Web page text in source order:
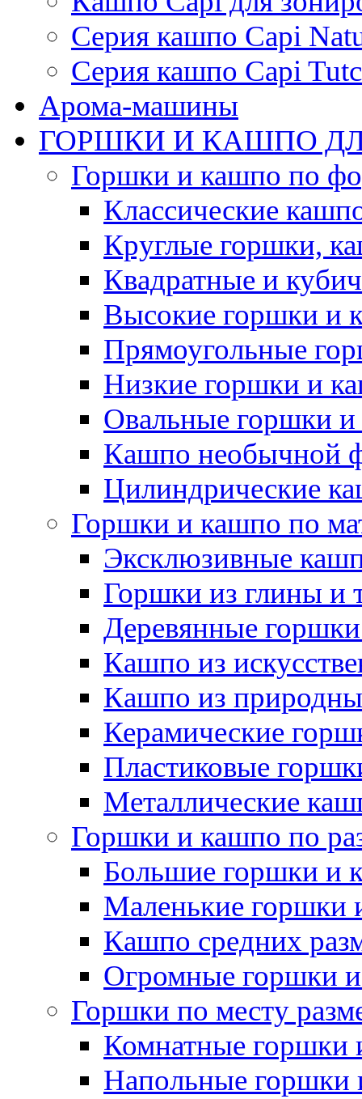
Серия кашпо Capi
Серия кашпо Capi
Арома-машины
ГОРШКИ И КАШПО
Горшки и кашпо по
Классические
Круглые горшки,
Квадратные и
Высокие горшки и
Прямоугольные
Низкие горшки и
Овальные горшки
Кашпо необычной
Цилиндрические
Горшки и кашпо по
Эксклюзивные
Горшки из глины и
Деревянные
Кашпо из
Кашпо из
Керамические
Пластиковые
Металлические
Горшки и кашпо по
Большие горшки и
Маленькие горшки
Кашпо средних
Огромные горшки
Горшки по месту
Комнатные горшки
Напольные горшки